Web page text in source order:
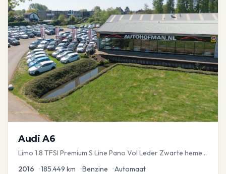
Audi A6
Limo 1.8 TFSI Premium S Line Pano Vol Leder Zwarte hemel
2016 •185.449 km •Benzine •Automaat